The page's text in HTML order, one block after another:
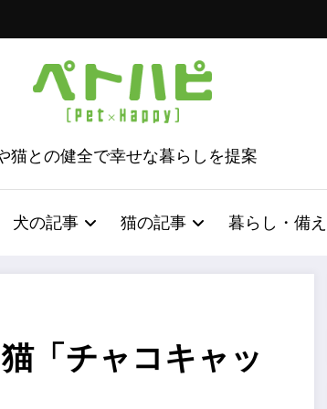
猫との健全で幸せな暮らしを提案
犬の記事 猫の記事 暮らし・備え
「チャコキャッ